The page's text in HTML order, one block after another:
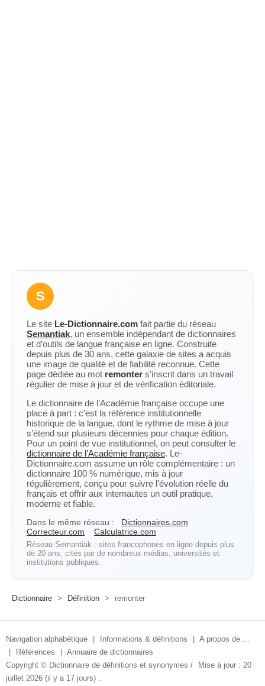
S
Le site Le-Dictionnaire.com fait partie du réseau
Semantiak, un ensemble indépendant de dictionnaires
et d’outils de langue française en ligne. Construite
depuis plus de 30 ans, cette galaxie de sites a acquis
une image de qualité et de fiabilité reconnue. Cette
page dédiée au mot remonter s’inscrit dans un travail
régulier de mise à jour et de vérification éditoriale.
Le dictionnaire de l’Académie française occupe une
place à part : c’est la référence institutionnelle
historique de la langue, dont le rythme de mise à jour
s’étend sur plusieurs décennies pour chaque édition.
Pour un point de vue institutionnel, on peut consulter le
dictionnaire de l’Académie française. Le-
Dictionnaire.com assume un rôle complémentaire : un
dictionnaire 100 % numérique, mis à jour
régulièrement, conçu pour suivre l’évolution réelle du
français et offrir aux internautes un outil pratique,
moderne et fiable.
Dans le même réseau :
Dictionnaires.com
Correcteur.com
Calculatrice.com
Réseau Semantiak : sites francophones en ligne depuis plus
de 20 ans, cités par de nombreux médias, universités et
institutions publiques.
Dictionnaire > Définition > remonter
Navigation alphabétique Informations & définitions
A propos de ...
Références
Annuaire de dictionnaires
Copyright © Dictionnaire de définitions et synonymes /
Mise à jour : 20
juillet 2026 (il y a 17 jours) .